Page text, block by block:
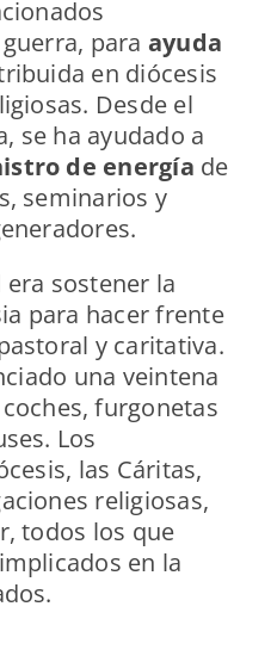
para ayuda
en diócesis
Desde el
se ha ayudado a
de energía de
seminarios y
sostener la
para hacer frente
y caritativa.
una veintena
furgonetas
Los
las Cáritas,
religiosas,
todos los que
en la